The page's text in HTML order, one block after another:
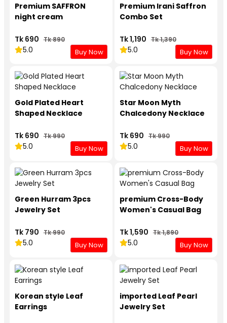
Premium SAFFRON
night cream
Tk 690 Tk 890
5.0 Buy Now
Premium Irani Saffron
Combo Set
Tk 1,190 Tk 1,390
5.0 Buy Now
Gold Plated Heart
Shaped Necklace
Tk 690 Tk 990
5.0 Buy Now
Star Moon Myth
Chalcedony Necklace
Tk 690 Tk 990
5.0 Buy Now
Green Hurram 3pcs
Jewelry Set
Tk 790 Tk 990
5.0 Buy Now
premium Cross-Body
Women's Casual Bag
Tk 1,590 Tk 1,890
5.0 Buy Now
Korean style Leaf
Earrings
imported Leaf Pearl
Jewelry Set